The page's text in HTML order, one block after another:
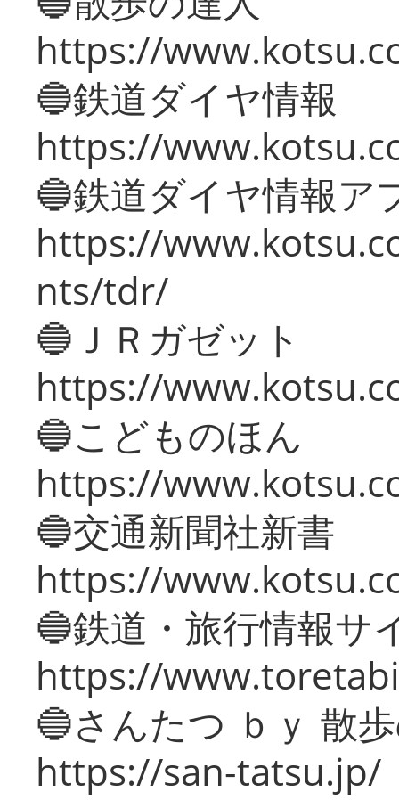
https://
🔵鉄道ダイヤ情報
https://
🔵鉄道ダイヤ情報ア
https://
nts/tdr/
🔵ＪＲガゼット
https://
🔵こどものほん
https://
🔵交通新聞社新書
https://
🔵鉄道・旅行情報サ
https://
🔵さんたつ ｂｙ 散
https://san-tatsu.jp/